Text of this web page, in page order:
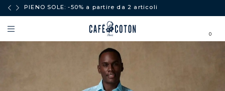
PIENO SOLE: -50% a partire da 2 articoli
0